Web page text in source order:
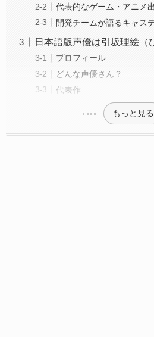
代表的なゲーム・アニメ
開発チームが語るキャス
日本語版声優は引坂理絵（
プロフィール
どんな声優さん？
代表作
もっと見る